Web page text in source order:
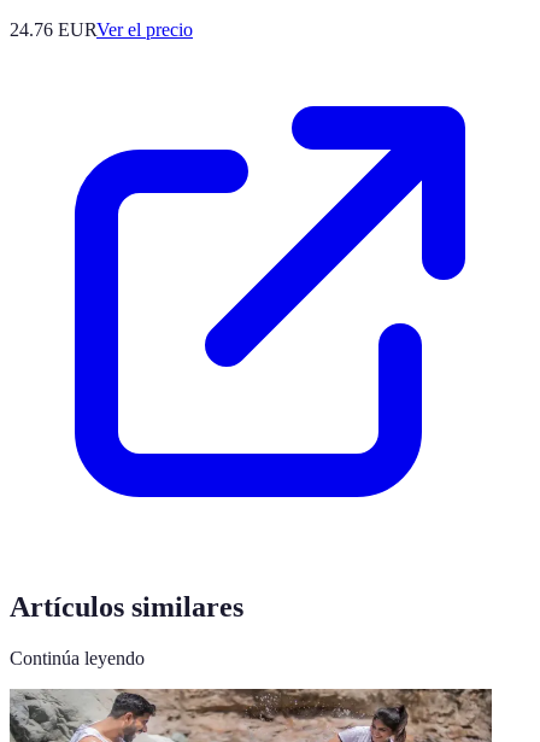
24.76 EURVer el precio
Artículos similares
Continúa leyendo